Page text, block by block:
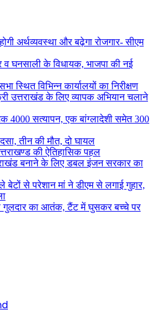
अर्थव्यवस्था और बढ़ेगा रोजगार- सीएम
व घनसाली के विधायक, भाजपा की नई
स्थित विभिन्न कार्यालयों का निरीक्षण
उत्तराखंड के लिए व्यापक अभियान चलाने
सत्यापन, एक बांग्लादेशी समेत 300
तीन की मौत, दो घायल
की ऐतिहासिक पहल
बनाने के लिए डबल इंजन सरकार का
से परेशान मां ने डीएम से लगाई गुहार,
गुलदार का आतंक, टैंट में घुसकर बच्चे पर